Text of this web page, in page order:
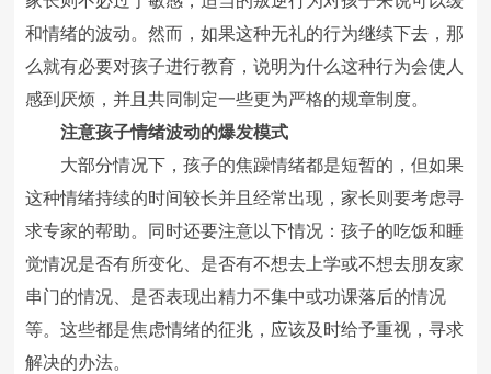
和情绪的波动。然而，如果这种无礼的行为继续下去，那
么就有必要对孩子进行教育，说明为什么这种行为会使人
感到厌烦，并且共同制定一些更为严格的规章制度。
注意孩子情绪波动的爆发模式
大部分情况下，孩子的焦躁情绪都是短暂的，但如果
这种情绪持续的时间较长并且经常出现，家长则要考虑寻
求专家的帮助。同时还要注意以下情况：孩子的吃饭和睡
觉情况是否有所变化、是否有不想去上学或不想去朋友家
串门的情况、是否表现出精力不集中或功课落后的情况
等。这些都是焦虑情绪的征兆，应该及时给予重视，寻求
解决的办法。